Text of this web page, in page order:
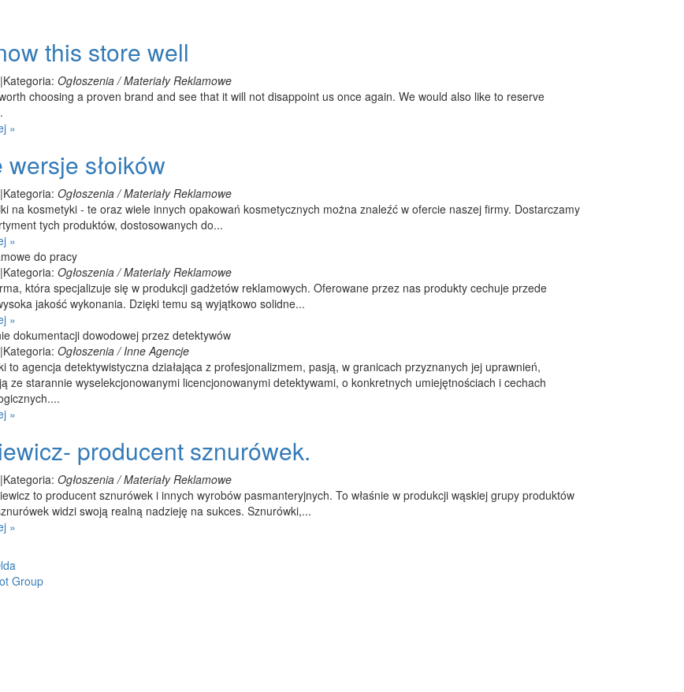
this store well
|Kategoria: Ogłoszenia / Materiały Reklamowe
choosing a proven brand and see that it will not disappoint us once again. We would also like to reserve
»
wersje słoików
|Kategoria: Ogłoszenia / Materiały Reklamowe
na kosmetyki - te oraz wiele innych opakowań kosmetycznych można znaleźć w ofercie naszej firmy. Dostarczamy
tych produktów, dostosowanych do...
»
do pracy
|Kategoria: Ogłoszenia / Materiały Reklamowe
która specjalizuje się w produkcji gadżetów reklamowych. Oferowane przez nas produkty cechuje przede
jakość wykonania. Dzięki temu są wyjątkowo solidne...
»
dokumentacji dowodowej przez detektywów
|Kategoria: Ogłoszenia / Inne Agencje
to agencja detektywistyczna działająca z profesjonalizmem, pasją, w granicach przyznanych jej uprawnień,
ze starannie wyselekcjonowanymi licencjonowanymi detektywami, o konkretnych umiejętnościach i cechach
»
producent sznurówek.
|Kategoria: Ogłoszenia / Materiały Reklamowe
to producent sznurówek i innych wyrobów pasmanteryjnych. To właśnie w produkcji wąskiej grupy produktów
widzi swoją realną nadzieję na sukces. Sznurówki,...
»
Group